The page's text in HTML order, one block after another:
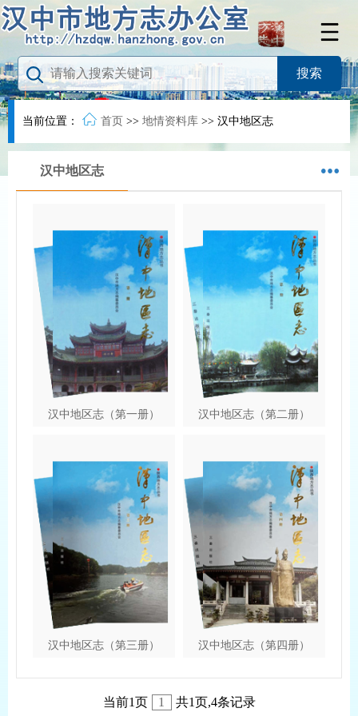
当前位置： 首页 >> 地情资料库 >> 汉中地区志
汉中地区志
汉中地区志（第一册） 汉中地区志（第二册）
汉中地区志（第三册） 汉中地区志（第四册）
当前1页 1 共1页,4条记录